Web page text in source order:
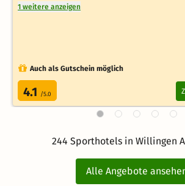
1 weitere anzeigen
Auch als Gutschein möglich
4.1 /5.0
244 Sporthotels in Willingen
Alle Angebote